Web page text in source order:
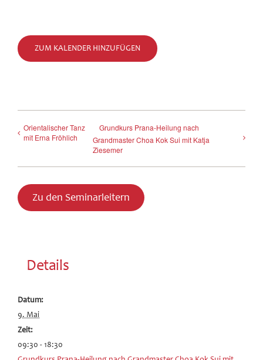
ZUM KALENDER HINZUFÜGEN
Orientalischer Tanz
mit Erna Fröhlich
Grundkurs Prana-Heilung nach
Grandmaster Choa Kok Sui mit Katja
Ziesemer
Zu den Seminarleitern
Details
Datum:
9. Mai
Zeit:
09:30 - 18:30